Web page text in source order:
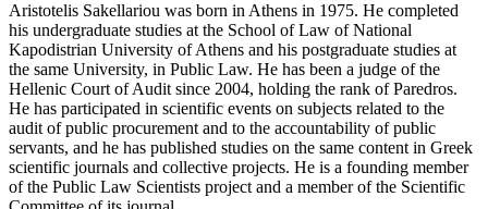
Aristotelis Sakellariou was born in Athens in 1975. He completed
his undergraduate studies at the School of Law of National
Kapodistrian University of Athens and his postgraduate studies at
the same University, in Public Law. He has been a judge of the
Hellenic Court of Audit since 2004, holding the rank of Paredros.
He has participated in scientific events on subjects related to the
audit of public procurement and to the accountability of public
servants, and he has published studies on the same content in Greek
scientific journals and collective projects. He is a founding member
of the Public Law Scientists project and a member of the Scientific